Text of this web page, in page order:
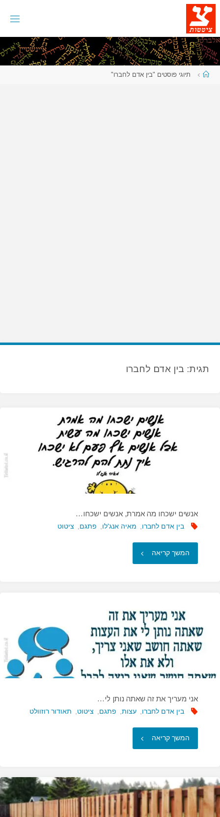
דלגו
לתוכן
עמודתיוגי פוסטים "בין אדם לחברו"
תגית: בין אדם לחברו
אנשים ישכחו מה אמרת, אנשים ישכחו…
בין אדם לחברו, מאיה אנג'לו, פתגם, ציטוט
המשך קריאה "אנשים
אמרת,
אנשים
ישכחו…"
אני מעריך את זה שאתה נותן לי…
בין אדם לחברו, עצות, פתגם, ציטוט, תאודור רוזוולט
המשך קריאה "אני
זה